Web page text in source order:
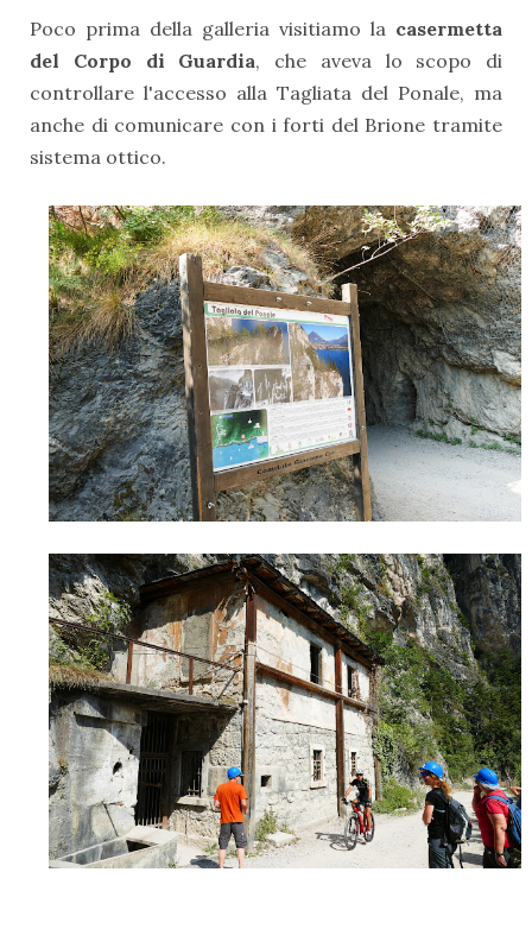
Poco prima della galleria visitiamo la casermetta
del Corpo di Guardia, che aveva lo scopo di
controllare l'accesso alla Tagliata del Ponale, ma
anche di comunicare con i forti del Brione tramite
sistema ottico.